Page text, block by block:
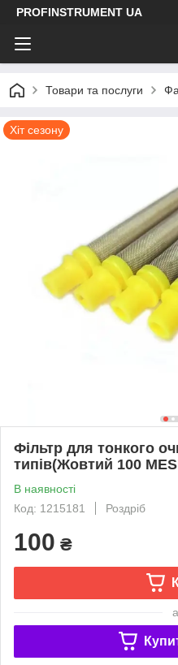
PROFINSTRUMENT UA
Товари та послуги
Хіт сезону
Фільтр для тонкого
типів(Жовтий 100
В наявності
Код: 1215181
Роздріб
100 ₴